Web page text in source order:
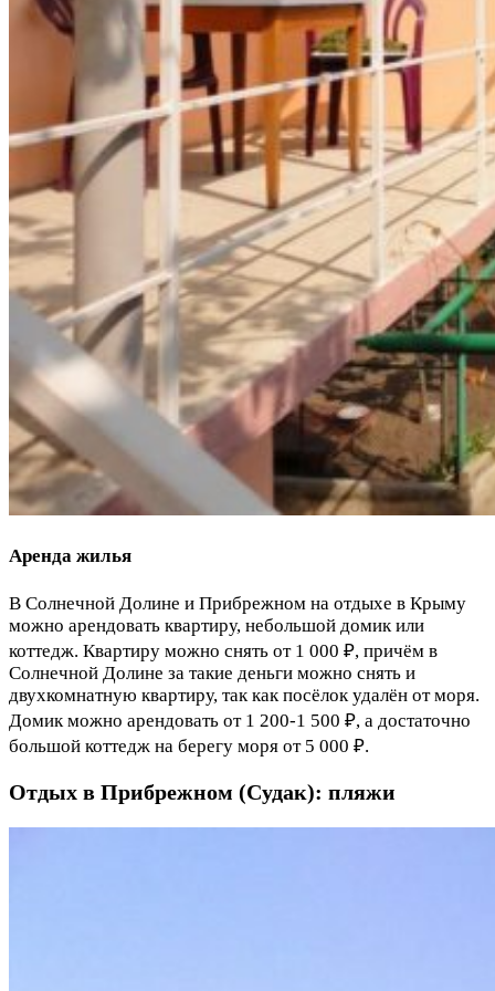
Аренда жилья
В Солнечной Долине и Прибрежном на отдыхе в Крыму
можно арендовать квартиру, небольшой домик или
коттедж. Квартиру можно снять от 1 000 ₽, причём в
Солнечной Долине за такие деньги можно снять и
двухкомнатную квартиру, так как посёлок удалён от моря.
Домик можно арендовать от 1 200-1 500 ₽, а достаточно
большой коттедж на берегу моря от 5 000 ₽.
Отдых в Прибрежном (Судак): пляжи